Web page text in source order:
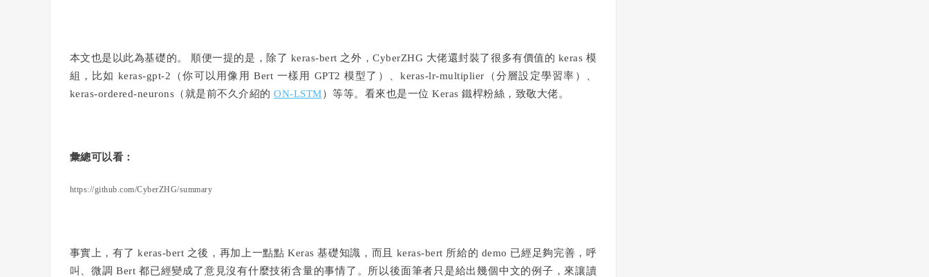
本文也是以此為基礎的。 順便一提的是，除了 keras-bert 之外，CyberZHG 大佬還封裝了很多有價值的 keras 模
組，比如 keras-gpt-2（你可以用像用 Bert 一樣用 GPT2 模型了）、keras-lr-multiplier（分層設定學習率）、
keras-ordered-neurons（就是前不久介紹的 ON-LSTM）等等。 看來也是一位 Keras 鐵桿粉絲，致敬大佬。
彙總可以看：
https://github.com/CyberZHG/summary
事實上，有了 keras-bert 之後，再加上一點點 Keras 基礎知識，而且 keras-bert 所給的 demo 已經足夠完善，呼
叫、微調 Bert 都已經變成了意見沒有什麼技術含量的事情了。所以後面筆者只是給出幾個中文的例子，來讓讀